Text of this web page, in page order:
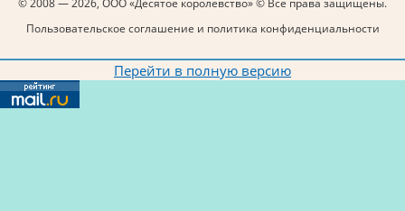
© 2008 — 2026, ООО «Десятое королевство» © Все права защищены.
Пользовательское соглашение и политика конфиденциальности
Перейти в полную версию